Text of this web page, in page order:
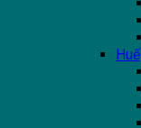
Huế